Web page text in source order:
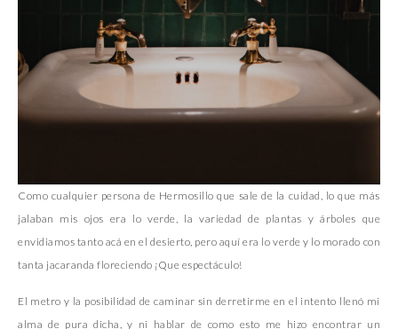
Como cualquier persona de Hermosillo que sale de la cuidad, lo que más
jalaban mis ojos era lo verde, la variedad de plantas y árboles que
envidiamos tanto acá en el desierto, pero aquí era lo verde y lo morado con
tanta jacaranda floreciendo ¡Que espectáculo!
El metro y la posibilidad de caminar sin derretirme en el intento llenó mi
alma de pura dicha, y ni hablar de como esto me hizo encontrar un